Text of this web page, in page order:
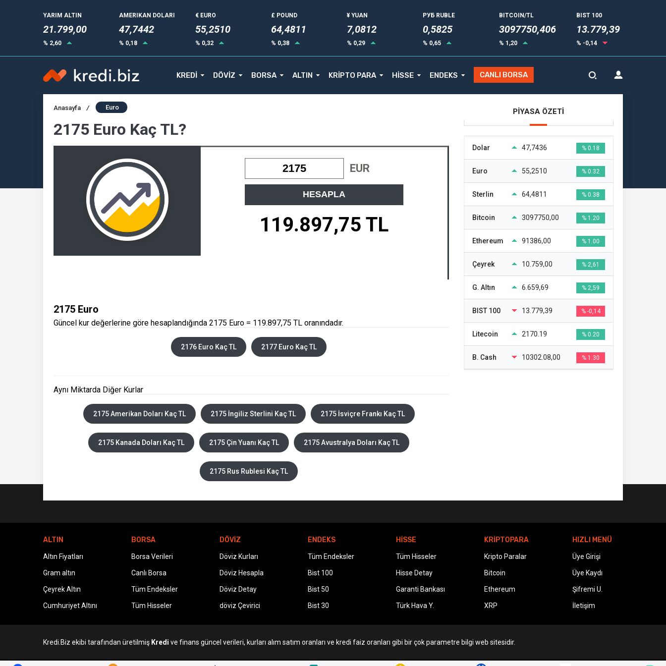
YARIM ALTIN
21.799,00
% 2,60
AMERIKAN DOLARI
47,7442
% 0,18
€ EURO
55,2512
% 0,32
£ POUND
64,4811
% 0,38
¥ YUAN
7,0812
% 0,29
РУБ RUBLE
0,5833
% 0,65
BITCOIN/TL
3097750,406
% 1,20
BIST 100
13.779,39
% -0,14
KREDİ DÖVİZ BORSA ALTIN KRİPTO PARA HİSSE ENDEKS CANLI BORSA
Anasayfa / Euro
2175 Euro Kaç TL?
EUR
HESAPLA
119.897,75 TL
2175 Euro
Güncel kur değerlerine göre hesaplandığında 2175 Euro = 119.897,75 TL oranındadır.
2176 Euro Kaç TL 2177 Euro Kaç TL
Aynı Miktarda Diğer Kurlar
2175 Amerikan Doları Kaç TL 2175 İngiliz Sterlini Kaç TL 2175 İsviçre Frankı Kaç TL
2175 Kanada Doları Kaç TL 2175 Çin Yuanı Kaç TL 2175 Avustralya Doları Kaç TL
2175 Rus Rublesi Kaç TL
PİYASA ÖZETİ
Dolar 47,7436 % 0.18
Euro 55,2510 % 0.32
Sterlin 64,4811 % 0.38
Bitcoin 3097750,00 % 1.20
Ethereum 91386,00 % 1.00
Çeyrek 10.759,00 % 2,61
G. Altın 6.659,69 % 2,59
BIST 100 13.779,39 % -0,14
Litecoin 2170.19 % 0.20
B. Cash 10302.08,00 % 1.30
ALTIN
Altın Fiyatları
Gram altın
Çeyrek Altın
Cumhuriyet Altını
BORSA
Borsa Verileri
Canlı Borsa
Tüm Endeksler
Tüm Hisseler
DÖVİZ
Döviz Kurları
Döviz Hesapla
Döviz Detay
döviz Çevirici
ENDEKS
Tüm Endeksler
Bist 100
Bist 50
Bist 30
HİSSE
Tüm Hisseler
Hisse Detay
Garanti Bankası
Türk Hava Y.
KRİPTOPARA
Kripto Paralar
Bitcoin
Ethereum
XRP
HIZLI MENÜ
Üye Girişi
Üye Kaydı
Şifremi U.
İletişim
Kredi.Biz ekibi tarafından üretilmiş Kredi ve finans güncel verileri, kurları alım satım oranları ve kredi faiz oranları gibi bir çok parametre bilgi web sitesidir.